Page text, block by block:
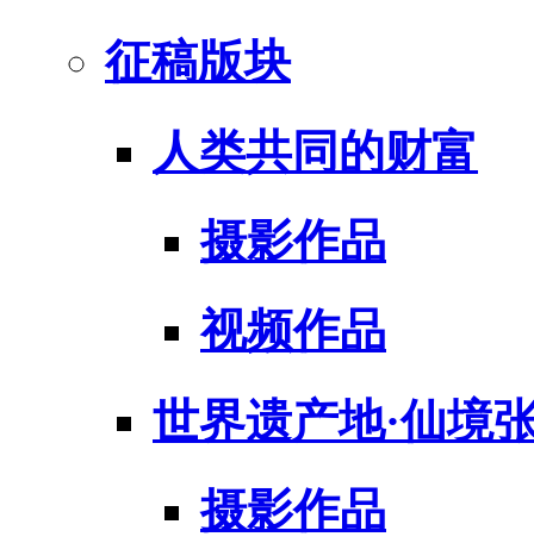
征稿版块
人类共同的财富
摄影作品
视频作品
世界遗产地·仙境
摄影作品